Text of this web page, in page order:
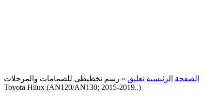
الصفحة الرئيسية تعليق » رسم تخطيطي للصمامات والمرحلات
Toyota Hilux (AN120/AN130; 2015-2019..)